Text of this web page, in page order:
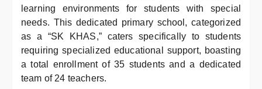
learning environments for students with special
needs. This dedicated primary school, categorized
as a “SK KHAS,” caters specifically to students
requiring specialized educational support, boasting
a total enrollment of 35 students and a dedicated
team of 24 teachers.